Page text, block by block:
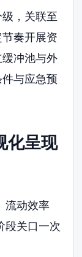
，关联至
奏开展资
冲池与外
与应急预
化呈现
流动效率
段关口一次